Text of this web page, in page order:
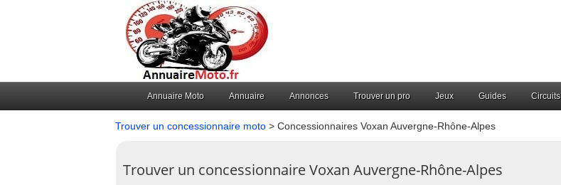
Annuaire Moto Annuaire Annonces Trouver un pro Jeux Guides Circuits
Trouver un concessionnaire moto > Concessionnaires Voxan Auvergne-Rhône-Alpes
Trouver un concessionnaire Voxan Auvergne-Rhône-Alpes